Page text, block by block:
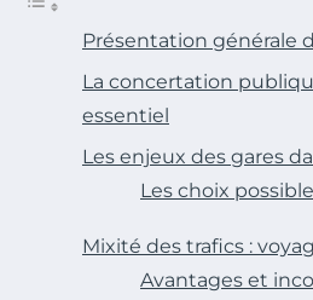
Présentation générale
La concertation
essentiel
Les enjeux des gares
Les choix
Mixité des trafics :
Avantages et